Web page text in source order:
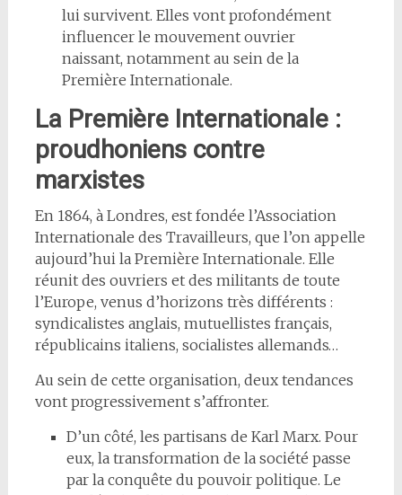
lui survivent. Elles vont profondément
influencer le mouvement ouvrier
naissant, notamment au sein de la
Première Internationale.
La Première Internationale :
proudhoniens contre
marxistes
En 1864, à Londres, est fondée l’Association
Internationale des Travailleurs, que l’on appelle
aujourd’hui la Première Internationale. Elle
réunit des ouvriers et des militants de toute
l’Europe, venus d’horizons très différents :
syndicalistes anglais, mutuellistes français,
républicains italiens, socialistes allemands…
Au sein de cette organisation, deux tendances
vont progressivement s’affronter.
D’un côté, les partisans de Karl Marx. Pour
eux, la transformation de la société passe
par la conquête du pouvoir politique. Le